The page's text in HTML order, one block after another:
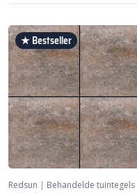
★ Bestseller
Redsun | Behandelde tuintegels